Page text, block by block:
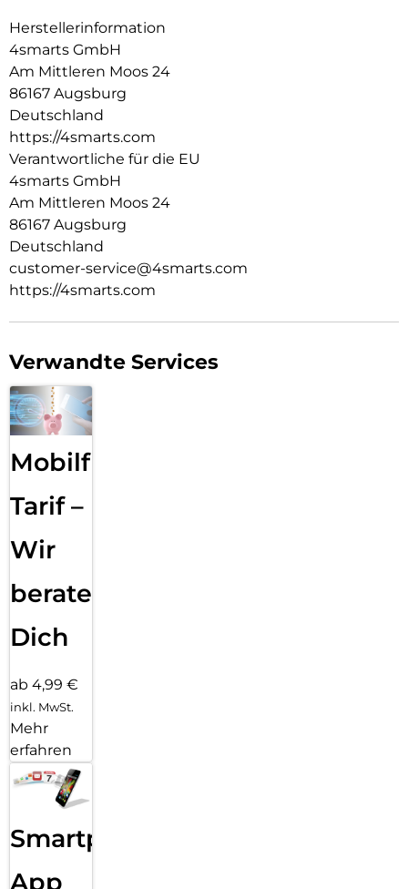
Stürzen und Aufprallen geschützt ist. Die Hülle absorbiert
Beschädigungen.
Rundumschutz: Unser iPhone 17 Case bietet einen optimalen
Schutz für dein Gerät. Mit verstärkten Kanten schützt es das
Display und die Kamera effektiv vor Kratzern und Stößen. Du
kannst dein Mobilgerät bedenkenlos nutzen und dich auf
einen zuverlässigen Schutz verlassen, der das Design deines
Geräts nicht beeinträchtigt.
Herstellerinformation
4smarts GmbH
Am Mittleren Moos 24
86167 Augsburg
Deutschland
https://4smarts.com
Verantwortliche für die EU
4smarts GmbH
Am Mittleren Moos 24
86167 Augsburg
Deutschland
customer-service@4smarts.com
https://4smarts.com
Verwandte Services
Mobilfunk
Tarif –
Wir
beraten
Dich
ab 4,99 €
inkl. MwSt.
Mehr
erfahren
Smartphone
App